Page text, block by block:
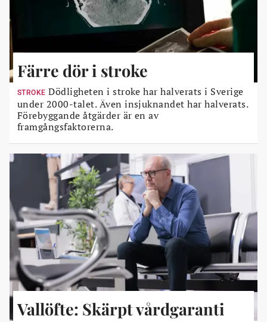
Färre dör i stroke
STROKE Dödligheten i stroke har halverats i Sverige
under 2000-talet. Även insjuknandet har halverats.
Förebyggande åtgärder är en av
framgångsfaktorerna.
Vallöfte: Skärpt vårdgaranti